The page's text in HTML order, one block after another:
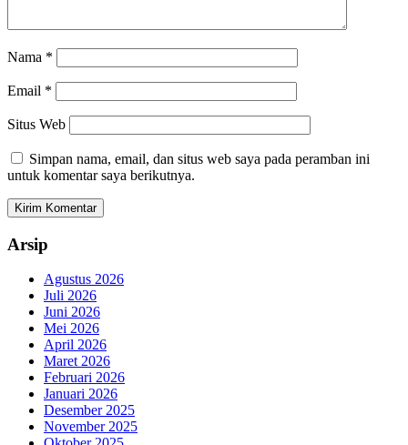
Nama *
Email *
Situs Web
Simpan nama, email, dan situs web saya pada peramban ini
untuk komentar saya berikutnya.
Arsip
Agustus 2026
Juli 2026
Juni 2026
Mei 2026
April 2026
Maret 2026
Februari 2026
Januari 2026
Desember 2025
November 2025